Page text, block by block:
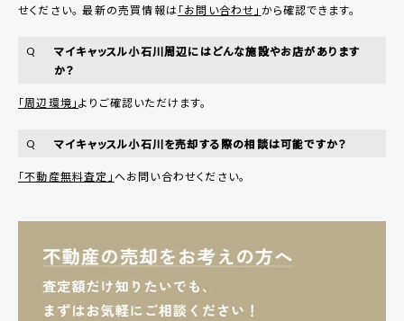
せください。 最新の売買情報は「お問い合わせ」 から確認できます。
Q
マイキャッスル小石川周辺にはどんな施設やお店があります
か？
「周辺環境」よりご確認いただけます。
Q マイキャッスル小石川を売却する際の相談は可能ですか？
「不動産無料査定」へお問い合わせください。